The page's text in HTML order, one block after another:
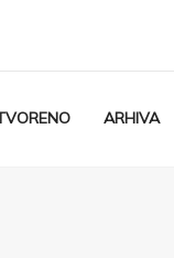
ARHIVA